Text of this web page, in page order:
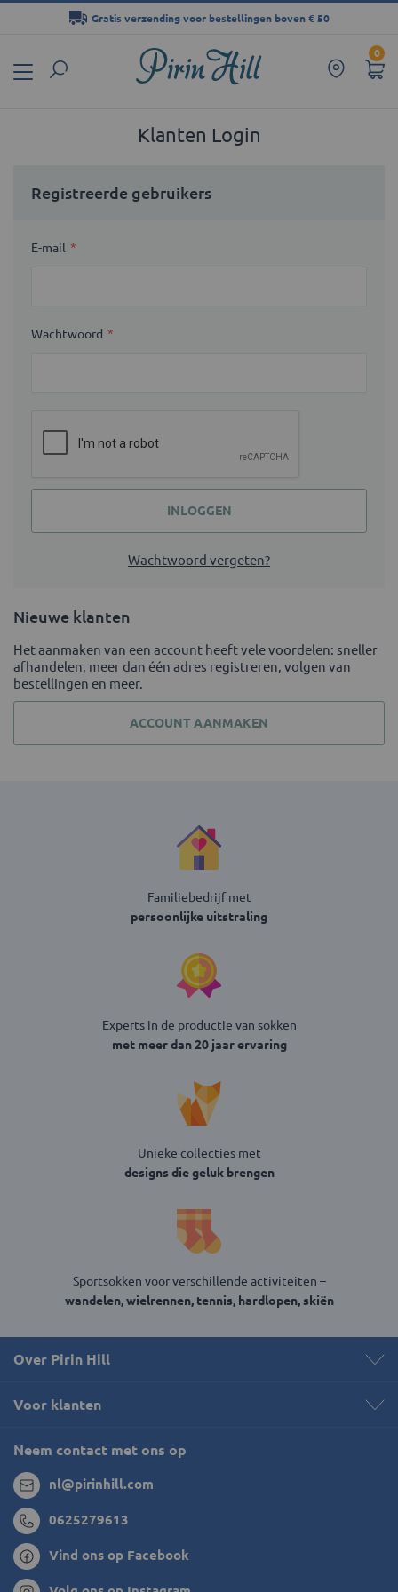
0
Gratis verzending voor bestellingen boven € 50
de
Klanten Login
Registreerde gebruikers
E-mail
Wachtwoord
INLOGGEN
Wachtwoord vergeten?
Nieuwe klanten
Het aanmaken van een account heeft vele voordelen: sneller
afhandelen, meer dan één adres registreren, volgen van
bestellingen en meer.
ACCOUNT AANMAKEN
Familiebedrijf met
persoonlijke uitstraling
Experts in de productie van sokken
met meer dan 20 jaar ervaring
Unieke collecties met
designs die geluk brengen
Sportsokken voor verschillende activiteiten –
wandelen, wielrennen, tennis, hardlopen, skiën
Over Pirin Hill
Voor klanten
Neem contact met ons op
nl@pirinhill.com
0625279613
Vind ons op Facebook